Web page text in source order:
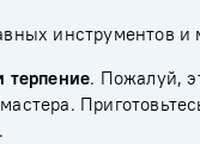
инструментов
терпение. Пожалуй,